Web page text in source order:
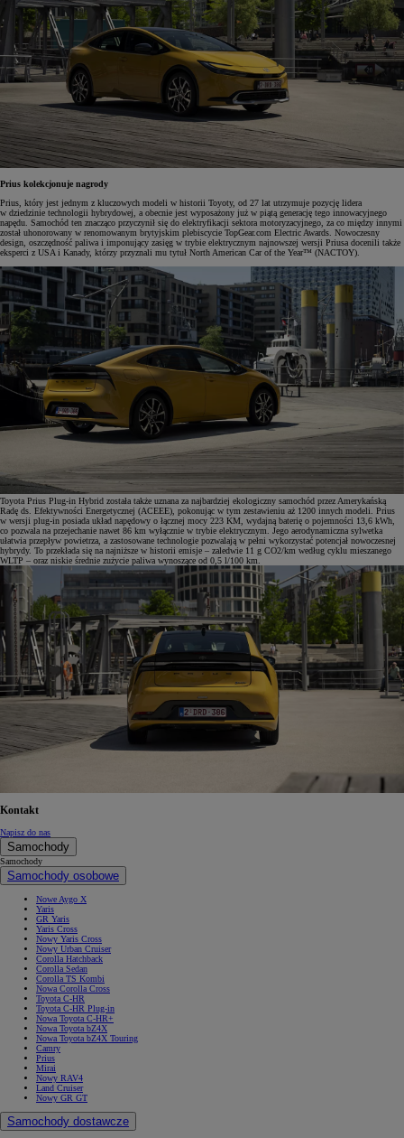
Prius kolekcjonuje nagrody
Prius, który jest jednym z kluczowych modeli w historii Toyoty, od 27 lat utrzymuje pozycję lidera
w dziedzinie technologii hybrydowej, a obecnie jest wyposażony już w piątą generację tego innowacyjnego
napędu. Samochód ten znacząco przyczynił się do elektryfikacji sektora motoryzacyjnego, za co między innymi
został uhonorowany w renomowanym brytyjskim plebiscycie TopGear.com Electric Awards. Nowoczesny
design, oszczędność paliwa i imponujący zasięg w trybie elektrycznym najnowszej wersji Priusa docenili także
eksperci z USA i Kanady, którzy przyznali mu tytuł North American Car of the Year™ (NACTOY).
Toyota Prius Plug-in Hybrid została także uznana za najbardziej ekologiczny samochód przez Amerykańską
Radę ds. Efektywności Energetycznej (ACEEE), pokonując w tym zestawieniu aż 1200 innych modeli. Prius
w wersji plug-in posiada układ napędowy o łącznej mocy 223 KM, wydajną baterię o pojemności 13,6 kWh,
co pozwala na przejechanie nawet 86 km wyłącznie w trybie elektrycznym. Jego aerodynamiczna sylwetka
ułatwia przepływ powietrza, a zastosowane technologie pozwalają w pełni wykorzystać potencjał nowoczesnej
hybrydy. To przekłada się na najniższe w historii emisje – zaledwie 11 g CO2/km według cyklu mieszanego
WLTP – oraz niskie średnie zużycie paliwa wynoszące od 0,5 l/100 km.
Kontakt
Napisz do nas
Samochody
Samochody
Samochody osobowe
Nowe Aygo X
Yaris
GR Yaris
Yaris Cross
Nowy Yaris Cross
Nowy Urban Cruiser
Corolla Hatchback
Corolla Sedan
Corolla TS Kombi
Nowa Corolla Cross
Toyota C-HR
Toyota C-HR Plug-in
Nowa Toyota C-HR+
Nowa Toyota bZ4X
Nowa Toyota bZ4X Touring
Camry
Prius
Mirai
Nowy RAV4
Land Cruiser
Nowy GR GT
Samochody dostawcze